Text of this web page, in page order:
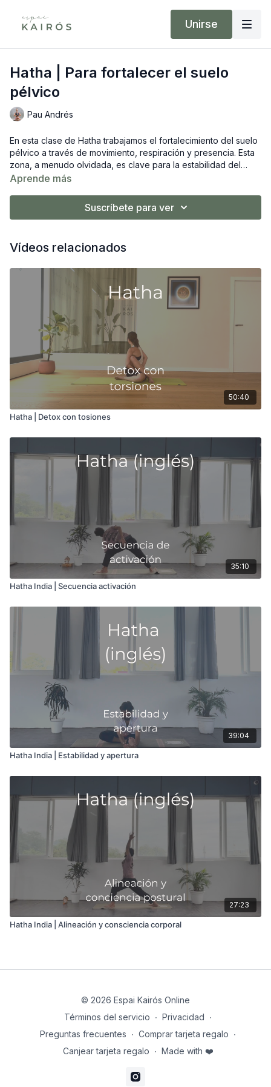
Unirse
Hatha | Para fortalecer el suelo
pélvico
Pau Andrés
En esta clase de Hatha trabajamos el fortalecimiento del suelo
pélvico a través de movimiento, respiración y presencia. Esta
zona, a menudo olvidada, es clave para la estabilidad del
cuerpo, la salud postural y el sostén energético. Ideal para
recuperación como en prevención. Puedes acompañar esta
práctica con la clase específica de ejercicios de Kegel
Aprende más
Suscríbete para ver
Vídeos relacionados
50:40
Hatha | Detox con tosiones
35:10
Hatha India | Secuencia activación
39:04
Hatha India | Estabilidad y apertura
27:23
Hatha India | Alineación y consciencia corporal
© 2026 Espai Kairós Online
Términos del servicio ∙ Privacidad ∙
Preguntas frecuentes ∙ Comprar tarjeta regalo ∙
Canjear tarjeta regalo ∙ Made with ❤️